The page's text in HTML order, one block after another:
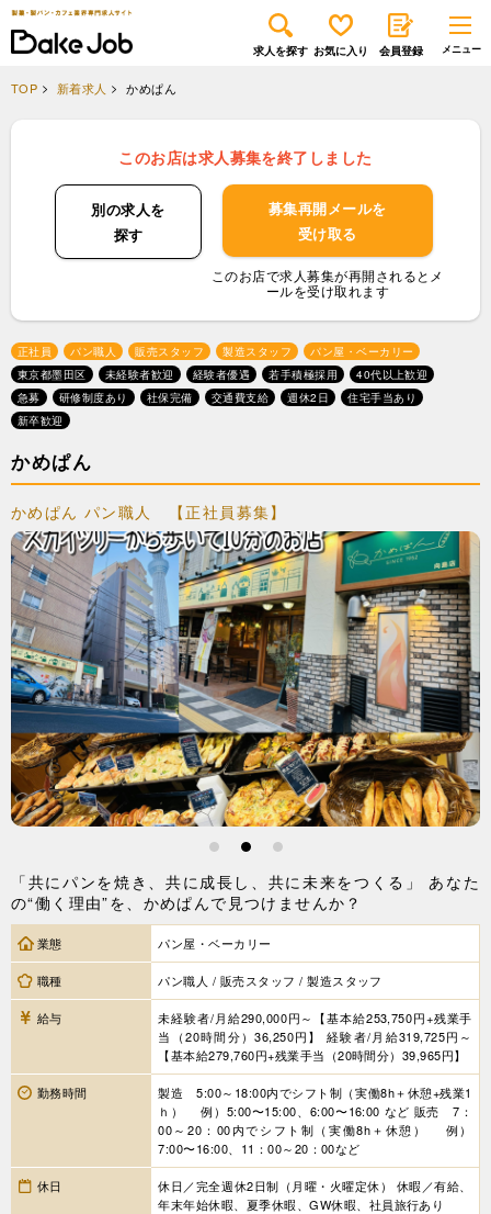
求人を探す お気に入り 会員登録
TOP 新着求人 かめぱん
このお店は求人募集を終了しました
別の求人を
探す
募集再開メールを
受け取る
このお店で求人募集が再開されるとメ
ールを受け取れます
正社員 パン職人 販売スタッフ 製造スタッフ
パン屋・ベーカリー
東京都墨田区
未経験者歓迎 経験者優遇 若手積極採用
40代以上歓迎
急募
研修制度あり 社保完備 交通費支給 週休2日
住宅手当あり
新卒歓迎
かめぱん
かめぱん パン職人 【正社員募集】
1 2 3
「共にパンを焼き、共に成長し、共に未来をつくる」 あなた
の“働く理由”を、かめぱんで見つけませんか？
業態 パン屋・ベーカリー
職種 パン職人 / 販売スタッフ / 製造スタッフ
給与
未経験者/月給290,000円～【基本給253,750円+残業手
当（20時間分）36,250円】 経験者/月給319,725円～
【基本給279,760円+残業手当（20時間分）39,965円】
勤務時間
製造 5:00～18:00内でシフト制（実働8h＋休憩+残業1
ｈ） 例）5:00〜15:00、6:00〜16:00 など 販売 7：
00～20：00内でシフト制（実働8h＋休憩） 例）
7:00〜16:00、11：00～20：00など
休日
休日／完全週休2日制（月曜・火曜定休） 休暇／有給、
年末年始休暇、夏季休暇、GW休暇、社員旅行あり